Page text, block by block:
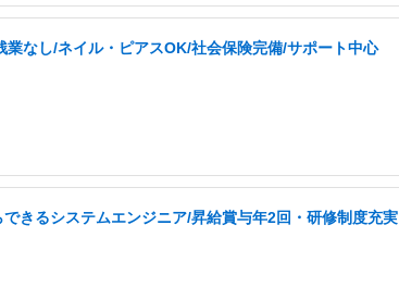
業なし/ネイル・ピアスOK/社会保険完備/サポート中心
できるシステムエンジニア/昇給賞与年2回・研修制度充実